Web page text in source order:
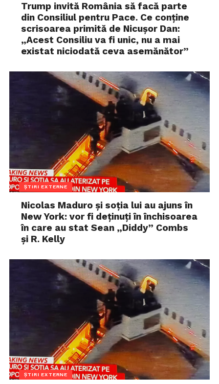
Trump invită România să facă parte
din Consiliul pentru Pace. Ce conține
scrisoarea primită de Nicușor Dan:
„Acest Consiliu va fi unic, nu a mai
existat niciodată ceva asemănător”
ȘTIRI EXTERNE
Nicolas Maduro și soția lui au ajuns în
New York: vor fi deținuți în închisoarea
în care au stat Sean „Diddy” Combs
și R. Kelly
ȘTIRI EXTERNE